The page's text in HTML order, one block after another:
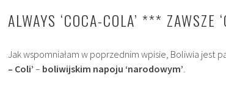
ALWAYS ‘COCA-COLA’ *** ZAWSZE
Jak wspomniałam w poprzednim wpisie, Boliwia jest
– Coli’ – boliwijskim napoju ‘narodowym’.